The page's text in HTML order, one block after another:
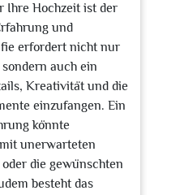
Ihre Hochzeit ist der
und
erfordert nicht nur
auch ein
Kreativität und die
einzufangen. Ein
könnte
unerwarteten
die gewünschten
besteht das